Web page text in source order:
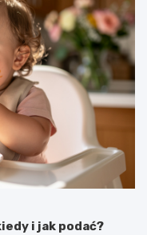
i jak podać?